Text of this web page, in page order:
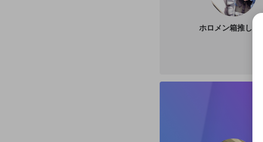
ホロメン箱推し太